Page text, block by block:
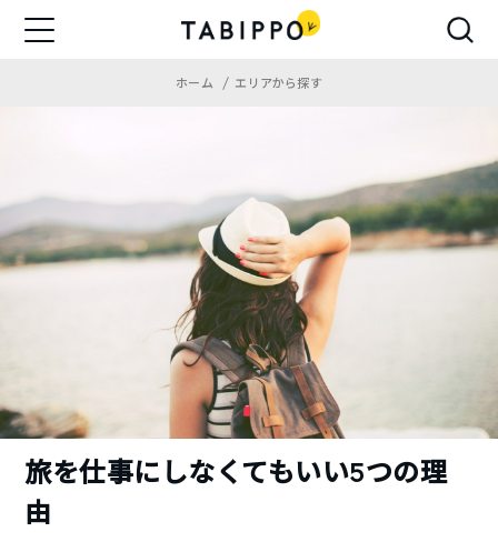
ホーム エリアから探す
旅を仕事にしなくてもいい5つの理
由